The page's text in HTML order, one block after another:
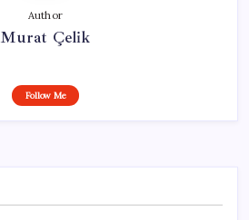
Author
Murat Çelik
Follow Me